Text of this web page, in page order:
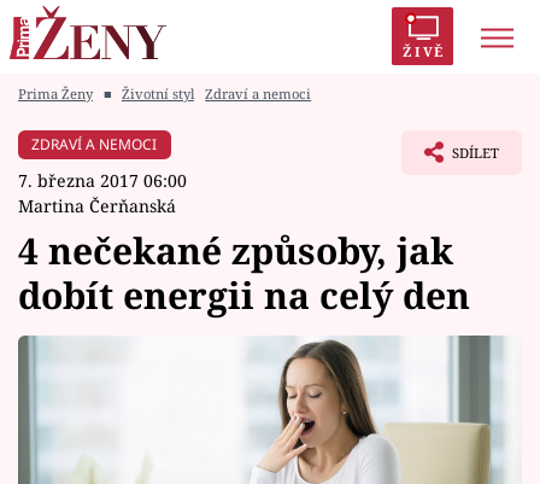
ŽIVĚ
Módní alarm
Zrádci
Témata
Vztahy
Prima Ženy ■ Životní styl Zdraví a nemoci
ZDRAVÍ A NEMOCI
7. března 2017 06:00
Martina Čerňanská
SDÍLET
4 nečekané způsoby, jak
dobít energii na celý den